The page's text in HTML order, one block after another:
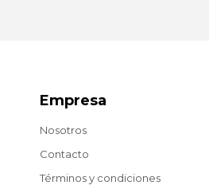
Empresa
Nosotros
Contacto
Términos y condiciones